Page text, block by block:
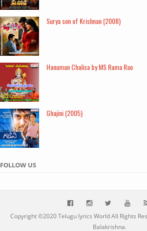
Surya son of Krishnan (2008)
Hanuman Chalisa by MS Rama Rao
Ghajini (2005)
FOLLOW US
Copyright ©2020Telugu lyrics WorldAll Rights
Balakrishna.